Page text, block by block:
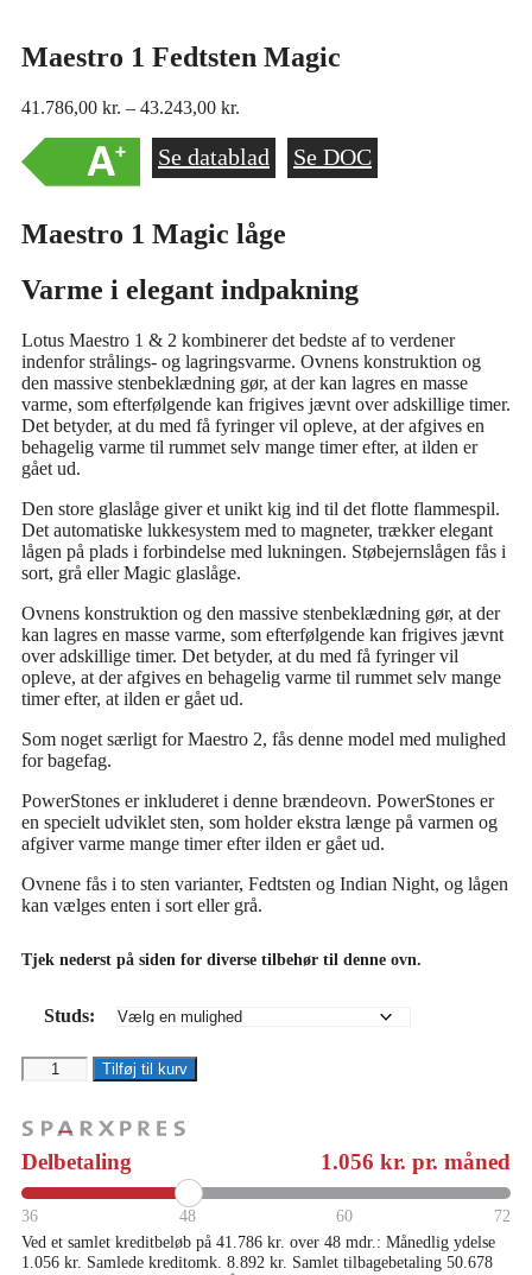
Maestro 1 Fedtsten Magic
41.786,00 kr. – 43.243,00 kr.
til
43.243,00 kr.
Se datablad Se DOC
Maestro 1 Magic låge
Varme i elegant indpakning
Lotus Maestro 1 & 2 kombinerer det bedste af to verdener
indenfor strålings- og lagringsvarme. Ovnens konstruktion og
den massive stenbeklædning gør, at der kan lagres en masse
varme, som efterfølgende kan frigives jævnt over adskillige timer.
Det betyder, at du med få fyringer vil opleve, at der afgives en
behagelig varme til rummet selv mange timer efter, at ilden er
gået ud.
Den store glaslåge giver et unikt kig ind til det flotte flammespil.
Det automatiske lukkesystem med to magneter, trækker elegant
lågen på plads i forbindelse med lukningen. Støbejernslågen fås i
sort, grå eller Magic glaslåge.
Ovnens konstruktion og den massive stenbeklædning gør, at der
kan lagres en masse varme, som efterfølgende kan frigives jævnt
over adskillige timer. Det betyder, at du med få fyringer vil
opleve, at der afgives en behagelig varme til rummet selv mange
timer efter, at ilden er gået ud.
Som noget særligt for Maestro 2, fås denne model med mulighed
for bagefag.
PowerStones er inkluderet i denne brændeovn. PowerStones er
en specielt udviklet sten, som holder ekstra længe på varmen og
afgiver varme mange timer efter ilden er gået ud.
Ovnene fås i to sten varianter, Fedtsten og Indian Night, og lågen
kan vælges enten i sort eller grå.
Tjek nederst på siden for diverse tilbehør til denne ovn.
Studs:
Maestro
1
Magic
antal
Tilføj til kurv
Delbetaling 1.056 kr. pr. måned
36 48 60 72
Ved et samlet kreditbeløb på 41.786 kr. over 48 mdr.: Månedlig ydelse
1.056 kr. Samlede kreditomk. 8.892 kr. Samlet tilbagebetaling 50.678